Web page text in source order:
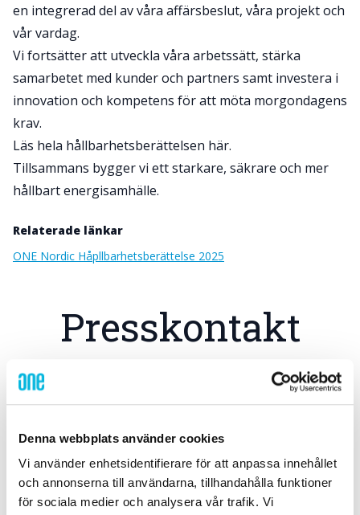
Denna webbplats använder cookies
Vi använder enhetsidentifierare för att anpassa innehållet
och annonserna till användarna, tillhandahålla funktioner
för sociala medier och analysera vår trafik. Vi
en integrerad del av våra affärsbeslut, våra projekt och
vår vardag.
Vi fortsätter att utveckla våra arbetssätt, stärka
samarbetet med kunder och partners samt investera i
innovation och kompetens för att möta morgondagens
krav.
Läs hela hållbarhetsberättelsen här.
Tillsammans bygger vi ett starkare, säkrare och mer
hållbart energisamhälle.
Relaterade länkar
ONE Nordic Håpllbarhetsberättelse 2025
Presskontakt